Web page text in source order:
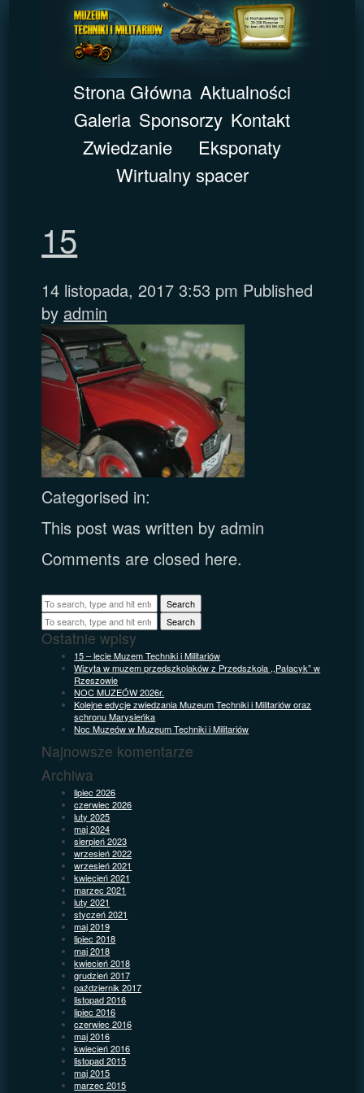
Strona Główna Aktualności
Galeria Sponsorzy Kontakt
Zwiedzanie
Eksponaty
Wirtualny spacer
15
14 listopada, 2017 3:53 pm Published
by admin
Categorised in:
This post was written by admin
Comments are closed here.
Search
Search
Ostatnie wpisy
15 – lecie Muzem Techniki i Militariów
Wizyta w muzem przedszkolaków z Przedszkola ,,Pałacyk” w
Rzeszowie
NOC MUZEÓW 2026r.
Kolejne edycje zwiedzania Muzeum Techniki i Militariów oraz
schronu Marysieńka
Noc Muzeów w Muzeum Techniki i Militariów
Najnowsze komentarze
Archiwa
lipiec 2026
czerwiec 2026
luty 2025
maj 2024
sierpień 2023
wrzesień 2022
wrzesień 2021
kwiecień 2021
marzec 2021
luty 2021
styczeń 2021
maj 2019
lipiec 2018
maj 2018
kwiecień 2018
grudzień 2017
październik 2017
listopad 2016
lipiec 2016
czerwiec 2016
maj 2016
kwiecień 2016
listopad 2015
maj 2015
marzec 2015